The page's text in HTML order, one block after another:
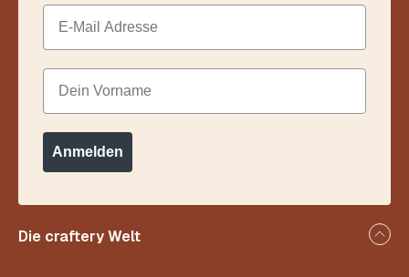
Die craftery Welt
Email
Dein Vorname
Anmelden